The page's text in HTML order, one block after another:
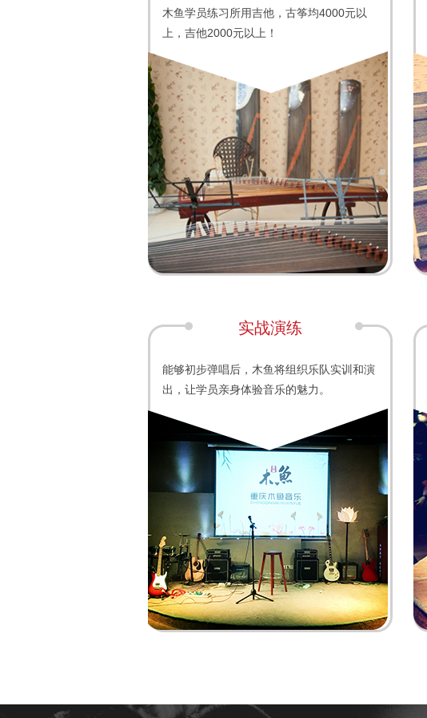
木鱼学员练习所用吉他，古筝均4000元以
上，吉他2000元以上！
实战演练
能够初步弹唱后，木鱼将组织乐队实训和演
出，让学员亲身体验音乐的魅力。